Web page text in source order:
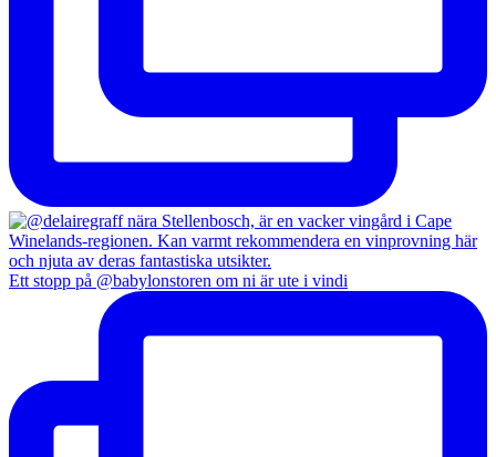
Ett stopp på @babylonstoren om ni är ute i vindi